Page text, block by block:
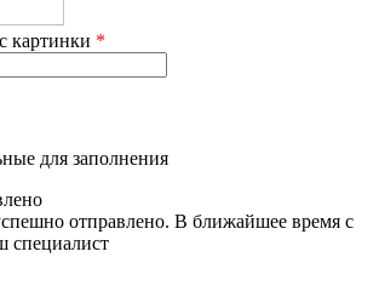
картинки *
для заполнения
отправлено. В ближайшее время с
специалист